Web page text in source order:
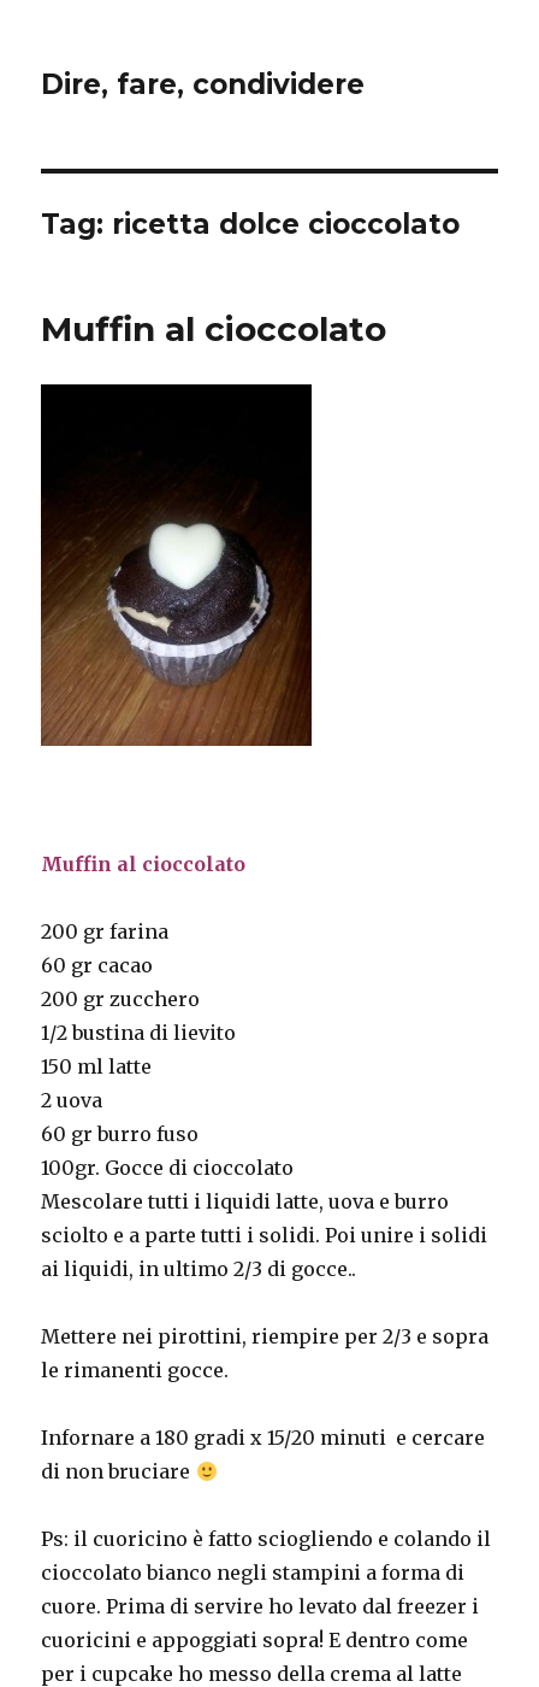
Dire, fare, condividere
Tag: ricetta dolce cioccolato
Muffin al cioccolato
Muffin al cioccolato
200 gr farina
60 gr cacao
200 gr zucchero
1/2 bustina di lievito
150 ml latte
2 uova
60 gr burro fuso
100gr. Gocce di cioccolato
Mescolare tutti i liquidi latte, uova e burro
sciolto e a parte tutti i solidi. Poi unire i solidi
ai liquidi, in ultimo 2/3 di gocce..
Mettere nei pirottini, riempire per 2/3 e sopra
le rimanenti gocce.
Infornare a 180 gradi x 15/20 minuti e cercare
di non bruciare
Ps: il cuoricino è fatto sciogliendo e colando il
cioccolato bianco negli stampini a forma di
cuore. Prima di servire ho levato dal freezer i
cuoricini e appoggiati sopra! E dentro come
per i cupcake ho messo della crema al latte